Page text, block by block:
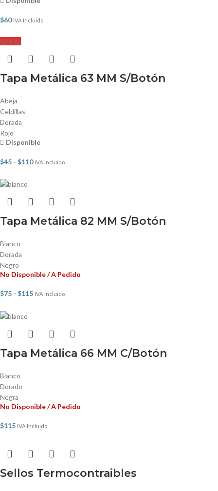
$60 IVA Incluido
Oferta
Tapa Metálica 63 MM S/Botón
Abeja
Celdillas
Dorada
Rojo
Disponible
$45 - $110 IVA Incluido
Tapa Metálica 82 MM S/Botón
Blanco
Dorada
Negro
No Disponible / A Pedido
$75 - $115 IVA Incluido
Tapa Metálica 66 MM C/Botón
Blanco
Dorado
Negra
No Disponible / A Pedido
$115 IVA Incluido
Sellos Termocontraibles